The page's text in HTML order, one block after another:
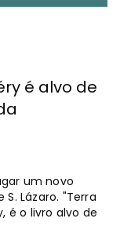
é alvo de
um novo
Lázaro. "Terra
é o livro alvo de